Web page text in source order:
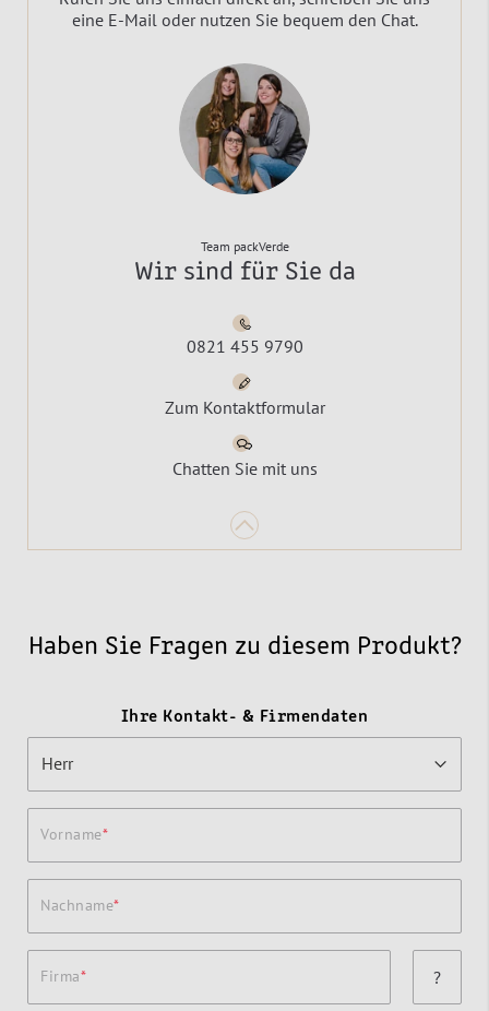
eine E-Mail oder nutzen Sie bequem den Chat.
Team packVerde
Wir sind für Sie da
0821 455 9790
Zum Kontaktformular
Chatten Sie mit uns
Haben Sie Fragen zu diesem Produkt?
Ihre Kontakt- & Firmendaten
Vorname
Nachname
Firma ?